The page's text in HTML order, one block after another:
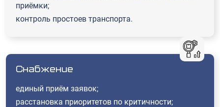
приёмки;
контроль простоев транспорта.
Снабжение
единый приём заявок;
расстановка приоритетов по критичности;